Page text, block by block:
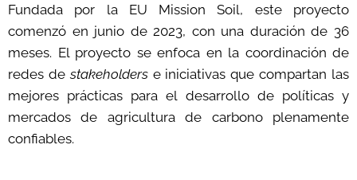
Fundada por la EU Mission Soil, este proyecto
comenzó en junio de 2023, con una duración de 36
meses. El proyecto se enfoca en la coordinación de
redes destakeholders e iniciativas que compartan las
mejores prácticas para el desarrollo de políticas y
mercados de agricultura de carbono plenamente
confiables.